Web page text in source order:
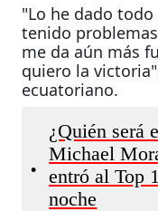
"Lo he dado
tenido
me da aún más
quiero la
ecuatoriano.
•
¿Quién será
Michael
entró al Top
noche